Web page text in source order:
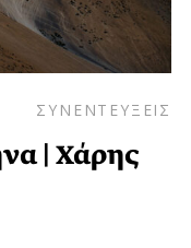
ΣΥΝΕΝΤΕΥΞΕΙΣ
| Χάρης